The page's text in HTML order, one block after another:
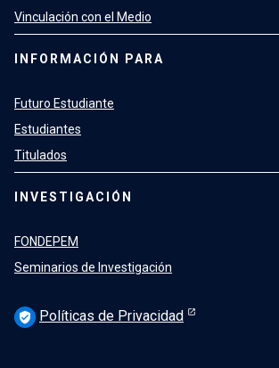
Vinculación con el Medio
INFORMACIÓN PARA
Futuro Estudiante
Estudiantes
Titulados
INVESTIGACIÓN
FONDEPEM
Seminarios de Investigación
verified_user Políticas de Privacidad